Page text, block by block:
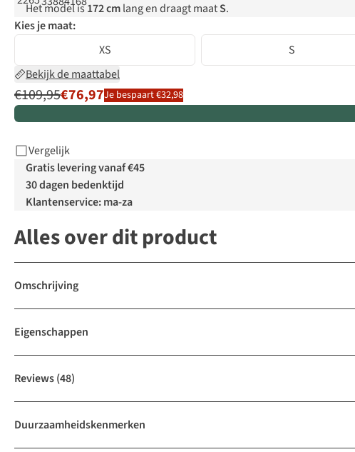
Het model is172 cmlang en draagt maatS.
Kies je maat:
XS
S
Bekijk de maattabel
€109,95€76,97Je bespaart €32,98
Vergelijk
Gratis levering vanaf €45
30 dagen bedenktijd
Klantenservice: ma-za
Alles over dit product
Omschrijving
Eigenschappen
Reviews(48)
Duurzaamheidskenmerken